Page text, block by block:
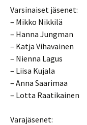
Varsinaiset jäsenet:
– Mikko Nikkilä
– Hanna Jungman
– Katja Vihavainen
– Nienna Lagus
– Liisa Kujala
– Anna Saarimaa
– Lotta Raatikainen
Varajäsenet: